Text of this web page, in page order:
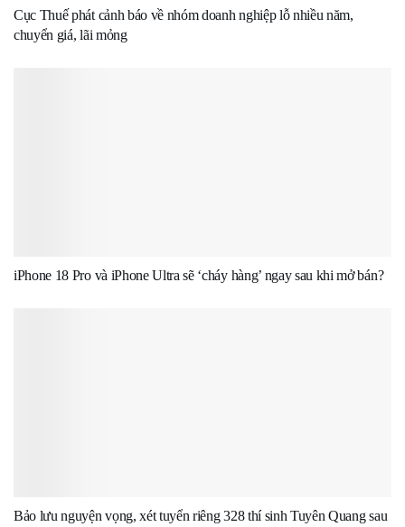
Cục Thuế phát cảnh báo về nhóm doanh nghiệp lỗ nhiều năm,
chuyển giá, lãi mỏng
iPhone 18 Pro và iPhone Ultra sẽ ‘cháy hàng’ ngay sau khi mở bán?
Bảo lưu nguyện vọng, xét tuyển riêng 328 thí sinh Tuyên Quang sau